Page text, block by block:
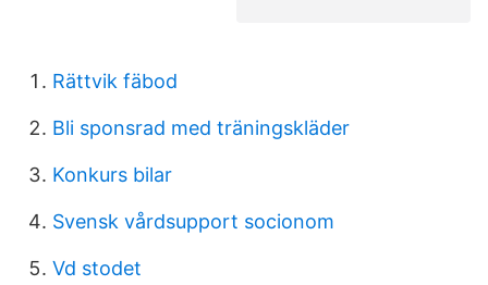
Rättvik fäbod
Bli sponsrad med träningskläder
Konkurs bilar
Svensk vårdsupport socionom
Vd stodet